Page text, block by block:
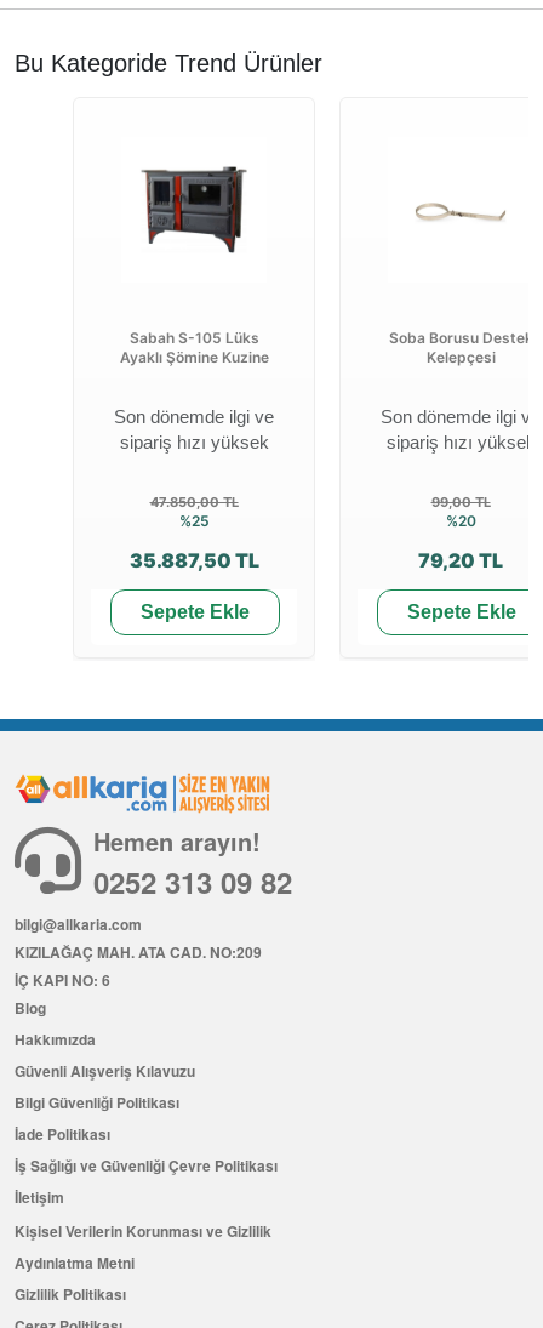
Bu Kategoride Trend Ürünler
Sabah S-105 Lüks
Ayaklı Şömine Kuzine
Son dönemde ilgi ve
sipariş hızı yüksek
47.850,00 TL
%25
35.887,50 TL
Sepete Ekle
Soba Borusu Destek
Kelepçesi
Son dönemde ilgi ve
sipariş hızı yüksek
99,00 TL
%20
79,20 TL
Sepete Ekle
Hemen arayın!
0252 313 09 82
bilgi@allkaria.com
KIZILAĞAÇ MAH. ATA CAD. NO:209
İÇ KAPI NO: 6
Blog
Hakkımızda
Güvenli Alışveriş Kılavuzu
Bilgi Güvenliği Politikası
İade Politikası
İş Sağlığı ve Güvenliği Çevre Politikası
İletişim
Kişisel Verilerin Korunması ve Gizlilik
Aydınlatma Metni
Gizlilik Politikası